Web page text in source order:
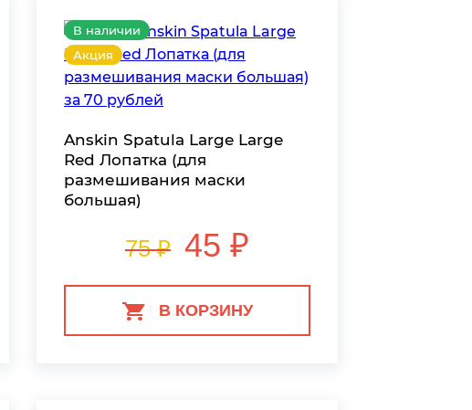
В наличии
Акция
Anskin Spatula Large Large
Red Лопатка (для
размешивания маски
большая)
75 ₽ 45 ₽
В КОРЗИНУ